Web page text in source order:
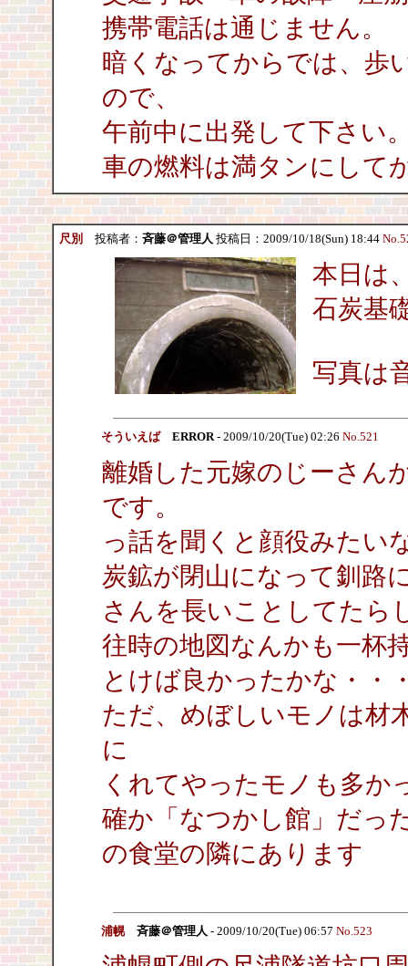
携帯電話は通じません。
暗くなってからでは、歩
ので、
午前中に出発して下さい
車の燃料は満タンにして
尺別 投稿者：斉藤＠管理人 投稿日：2009/10/18(Sun) 18:44
本日は
石炭基
写真は
そういえば ERROR- 2009/10/20(Tue) 02:26 No.521
離婚した元嫁のじーさん
です。
っ話を聞くと顔役みたい
炭鉱が閉山になって釧路
さんを長いことしてたら
往時の地図なんかも一杯
とけば良かったかな・・
ただ、めぼしいモノは材
に
くれてやったモノも多か
確か「なつかし館」だっ
の食堂の隣にあります
浦幌 斉藤＠管理人 - 2009/10/20(Tue) 06:57 No.523